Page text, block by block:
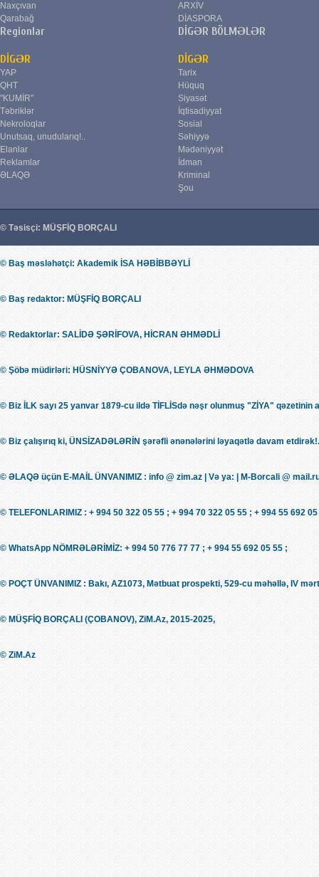
Naxçıvan
Qarabağ
Regionlar
ARXİV
DİASPORA
DİGƏR BÖLMƏLƏR
DİGƏR
YAP
QHT
"KUMİR"
Təbriklər
Nekroloqlar
Unutsaq, unudularıq!..
Elanlar
Reklamlar
ƏLAQƏ
DİGƏR
Tarix
Hüquq
Siyasət
İqtisadiyyat
Sosial
Səhiyyə
Mədəniyyət
İdman
Kriminal
Şou
© Təsisçi: MÜŞFİQ BORÇALI
© Baş məsləhətçi: Akademik İSA HƏBİBBƏYLİ
© Baş redaktor: MÜŞFİQ BORÇALI
© Redaktorlar: SALİDƏ ŞƏRİFOVA, HİCRAN ƏHMƏDLİ
© Şöbə müdirləri: HÜSNİYYƏ ÇOBANOVA, LEYLA ƏHMƏDOVA
© Biz İLK sayı 25 yanvar 1879-cu ildə TİFLİSdə nəşr olunmuş "ZİYA" qəzetinin
© Biz çalışırıq ki, ÜNSİZADƏLƏRİN şərəfli ənənələrini ləyaqətlə davam
© ƏLAQƏ üçün E-MAİL ÜNVANIMIZ : info @ zim.az | Və ya: | M-Borcali @
© TELEFONLARIMIZ : + 994 50 322 05 55 ; + 994 70 322 05 55 ; + 994 55 692
© WhatsApp NÖMRƏLƏRİMİZ: + 994 50 776 77 77 ; + 994 55 692 05 55 ;
© POÇT ÜNVANIMIZ : Bakı, AZ1073, Mətbuat prospekti, 529-cu məhəllə, IV
© MÜŞFİQ BORÇALI (ÇOBANOV), ZiM.Az, 2015-2025,
© ZiM.Az